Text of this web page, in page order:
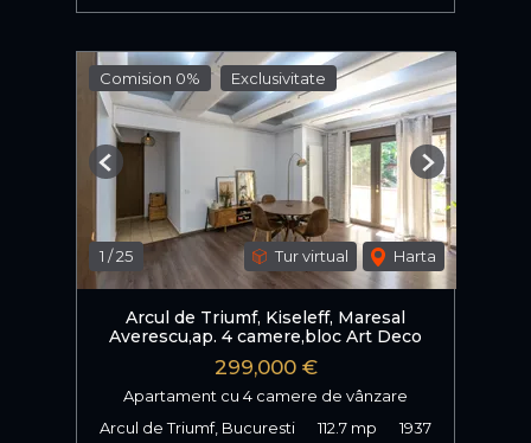
Comision 0% Exclusivitate
1 /25 Tur virtual Harta
Previous Next
Arcul de Triumf, Kiseleff, Maresal
Averescu,ap. 4 camere,bloc Art Deco
299,000 €
Apartament cu 4 camere de vânzare
Arcul de Triumf, Bucuresti
112.7 mp 1937